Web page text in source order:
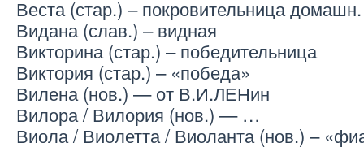
Веста (стар.) – покровительница домашн.
Видана (слав.) – видная
Викторина (стар.) – победительница
Виктория (стар.) – «победа»
Вилена (нов.) — от В.И.ЛЕНин
Вилора / Вилория (нов.) — …
Виола / Виолетта / Виоланта (нов.) –